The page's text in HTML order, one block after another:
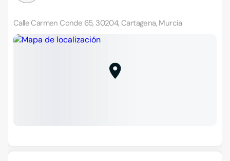
Calle Carmen Conde 65, 30204, Cartagena, Murcia